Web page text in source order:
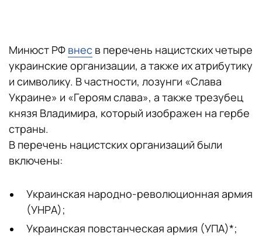
Минюст РФ внес в перечень нацистских четыре
украинские организации, а также их атрибутику
и символику. В частности, лозунги «Слава
Украине» и «Героям слава», а также трезубец
князя Владимира, который изображен на гербе
страны.
В перечень нацистских организаций были
включены:
Украинская народно-революционная армия
(УНРА);
Украинская повстанческая армия (УПА)*;